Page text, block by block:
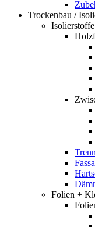
Trockenbau /
Isolierstoffe
Folien +